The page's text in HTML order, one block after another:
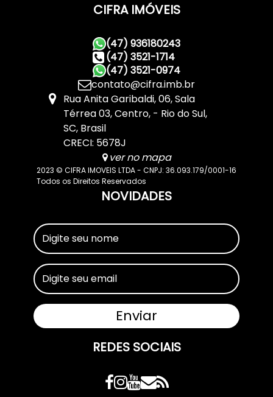
CIFRA IMÓVEIS
(47) 936180243
(47) 3521-1714
(47) 3521-0974
contato@cifra.imb.br
Rua Anita Garibaldi,06,Sala
Térrea 03,Centro, Rio do Sul,
SC, Brasil
CRECI: 5678J
ver no mapa
2023 © CIFRA IMOVEIS LTDA - CNPJ: 36.093.179/0001-16
Todos os Direitos Reservados
NOVIDADES
REDES SOCIAIS